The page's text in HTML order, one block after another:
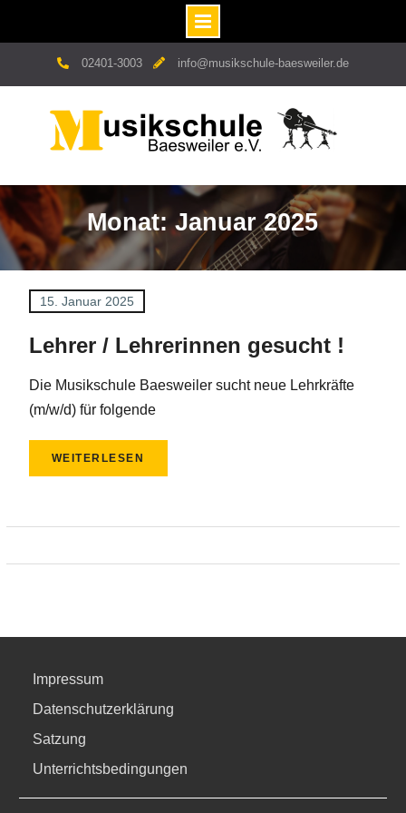
02401-3003 info@musikschule-baesweiler.de
Monat: Januar 2025
15. Januar 2025
Lehrer / Lehrerinnen gesucht !
Die Musikschule Baesweiler sucht neue Lehrkräfte
(m/w/d) für folgende
WEITERLESEN
Impressum
Datenschutzerklärung
Satzung
Unterrichtsbedingungen